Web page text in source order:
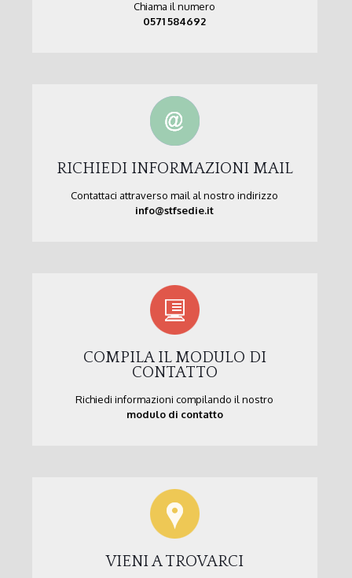
Chiama il numero
0571 584692
RICHIEDI INFORMAZIONI MAIL
Contattaci attraverso mail al nostro indirizzo
info@stfsedie.it
COMPILA IL MODULO DI
CONTATTO
Richiedi informazioni compilando il nostro
modulo di contatto
VIENI A TROVARCI